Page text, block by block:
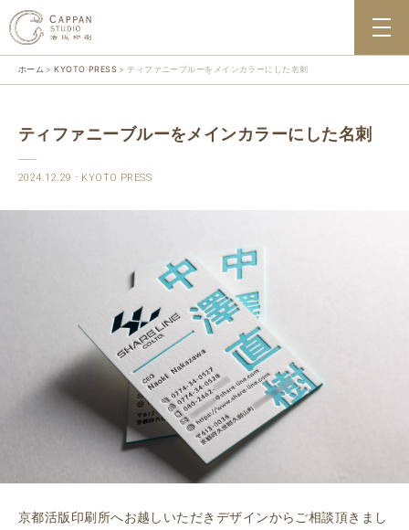
ホーム KYOTO PRESS ティファニーブルーをメインカラーにした名刺
ティファニーブルーをメインカラーにした名刺
2024.12.29 KYOTO PRESS
京都活版印刷所へお越しいただきデザインからご相談頂きまし